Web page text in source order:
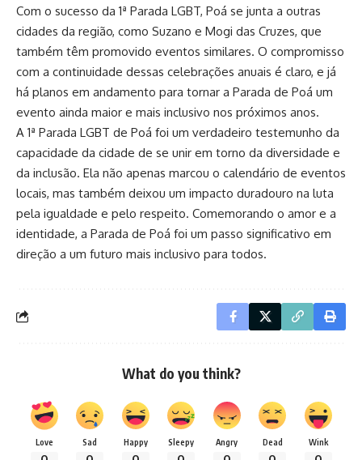
Com o sucesso da 1ª Parada LGBT, Poá se junta a outras
cidades da região, como Suzano e Mogi das Cruzes, que
também têm promovido eventos similares. O compromisso
com a continuidade dessas celebrações anuais é claro, e já
há planos em andamento para tornar a Parada de Poá um
evento ainda maior e mais inclusivo nos próximos anos.
A 1ª Parada LGBT de Poá foi um verdadeiro testemunho da
capacidade da cidade de se unir em torno da diversidade e
da inclusão. Ela não apenas marcou o calendário de eventos
locais, mas também deixou um impacto duradouro na luta
pela igualdade e pelo respeito. Comemorando o amor e a
identidade, a Parada de Poá foi um passo significativo em
direção a um futuro mais inclusivo para todos.
What do you think?
Love Sad Happy Sleepy Angry Dead Wink